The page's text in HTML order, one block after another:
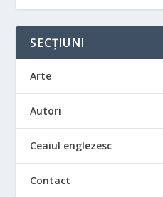
SECȚIUNI
Arte
Autori
Ceaiul englezesc
Contact